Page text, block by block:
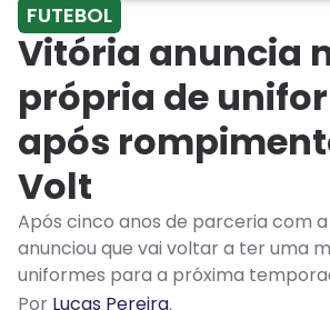
FUTEBOL
Vitória anuncia
própria de
após
Volt
Após cinco anos de parceria com
anunciou que vai voltar a ter uma
uniformes para a próxima
Por Lucas Pereira.